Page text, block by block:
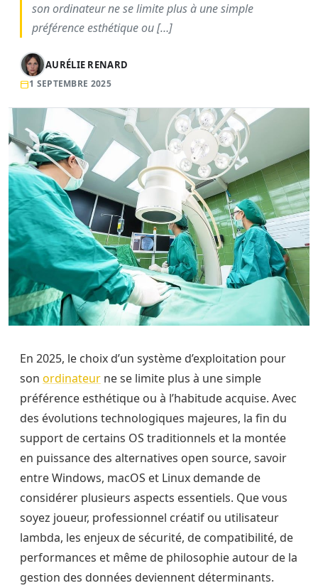
son ordinateur ne se limite plus à une simple
préférence esthétique ou […]
AURÉLIE RENARD
1 SEPTEMBRE 2025
En 2025, le choix d’un système d’exploitation pour
son ordinateur ne se limite plus à une simple
préférence esthétique ou à l’habitude acquise. Avec
des évolutions technologiques majeures, la fin du
support de certains OS traditionnels et la montée
en puissance des alternatives open source, savoir
entre Windows, macOS et Linux demande de
considérer plusieurs aspects essentiels. Que vous
soyez joueur, professionnel créatif ou utilisateur
lambda, les enjeux de sécurité, de compatibilité, de
performances et même de philosophie autour de la
gestion des données deviennent déterminants.